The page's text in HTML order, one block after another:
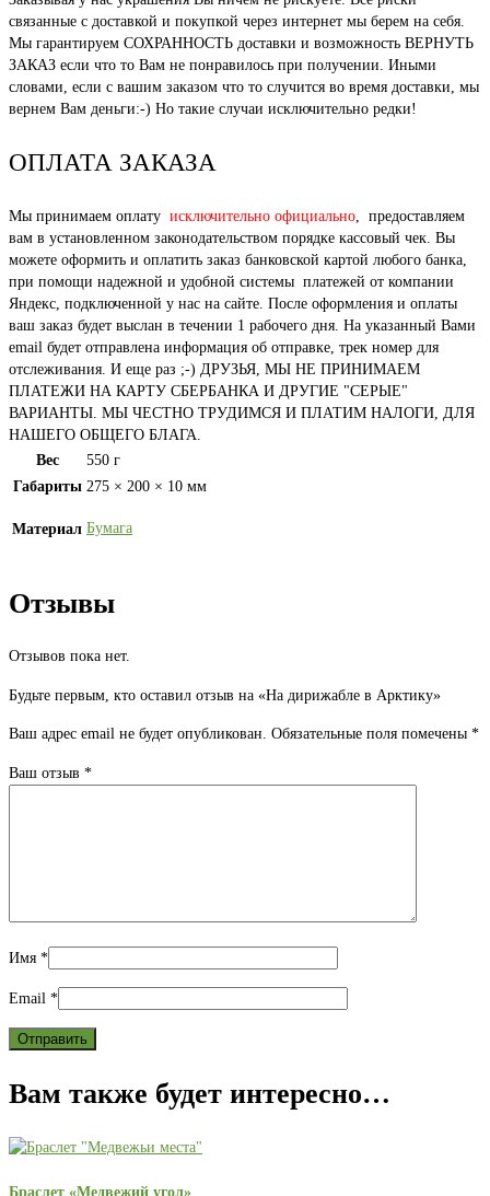
связанные с доставкой и покупкой через интернет мы берем на себя.
Мы гарантируем СОХРАННОСТЬ доставки и возможность ВЕРНУТЬ
ЗАКАЗ если что то Вам не понравилось при получении. Иными
словами, если с вашим заказом что то случится во время доставки, мы
вернем Вам деньги:-) Но такие случаи исключительно редки!
ОПЛАТА ЗАКАЗА
Мы принимаем оплату исключительно официально, предоставляем
вам в установленном законодательством порядке кассовый чек. Вы
можете оформить и оплатить заказ банковской картой любого банка,
при помощи надежной и удобной системы платежей от компании
Яндекс, подключенной у нас на сайте. После оформления и оплаты
ваш заказ будет выслан в течении 1 рабочего дня. На указанный Вами
email будет отправлена информация об отправке, трек номер для
отслеживания. И еще раз ;-) ДРУЗЬЯ, МЫ НЕ ПРИНИМАЕМ
ПЛАТЕЖИ НА КАРТУ СБЕРБАНКА И ДРУГИЕ "СЕРЫЕ"
ВАРИАНТЫ. МЫ ЧЕСТНО ТРУДИМСЯ И ПЛАТИМ НАЛОГИ, ДЛЯ
НАШЕГО ОБЩЕГО БЛАГА.
Вес
550 г
Габариты 275 × 200 × 10 мм
Материал Бумага
Отзывы
Отзывов пока нет.
Будьте первым, кто оставил отзыв на «На дирижабле в Арктику»
Ваш адрес email не будет опубликован. Обязательные поля помечены *
Ваш отзыв *
Имя *
Email *
Вам также будет интересно…
Браслет «Медвежий угол»